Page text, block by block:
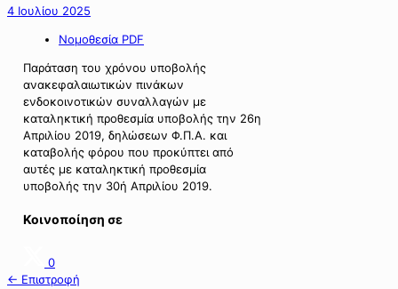
4 Ιουλίου 2025
Νομοθεσία PDF
Παράταση του χρόνου υποβολής
ανακεφαλαιωτικών πινάκων
ενδοκοινοτικών συναλλαγών με
καταληκτική προθεσμία υποβολής την 26η
Απριλίου 2019, δηλώσεων Φ.Π.Α. και
καταβολής φόρου που προκύπτει από
αυτές με καταληκτική προθεσμία
υποβολής την 30ή Απριλίου 2019.
Κοινοποίηση σε
0
← Επιστροφή